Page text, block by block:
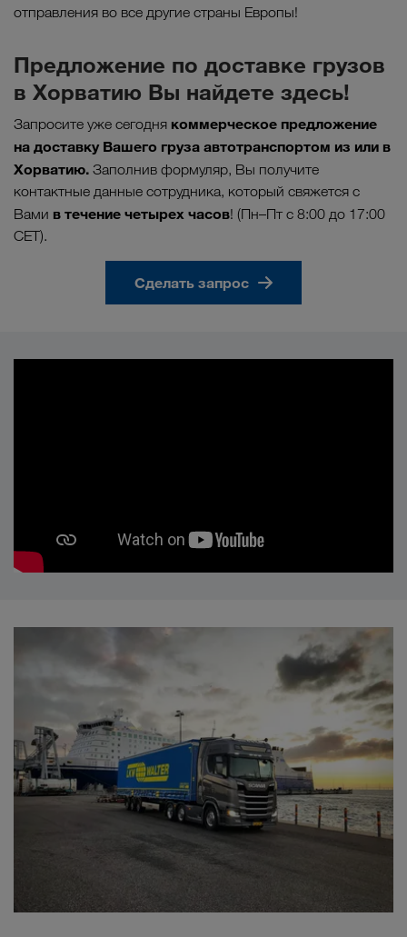
отправления во все другие страны Европы!
Предложение по доставке грузов
в Хорватию Вы найдете здесь!
Запросите уже сегодня коммерческое предложение
на доставку Вашего груза автотранспортом из или в
Хорватию. Заполнив формуляр, Вы получите
контактные данные сотрудника, который свяжется с
Вами в течение четырех часов! (Пн–Пт с 8:00 до 17:00
CET).
Сделать запрос